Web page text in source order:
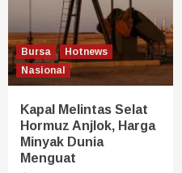
Bursa
Hotnews
Nasional
Kapal Melintas Selat
Hormuz Anjlok, Harga
Minyak Dunia
Menguat